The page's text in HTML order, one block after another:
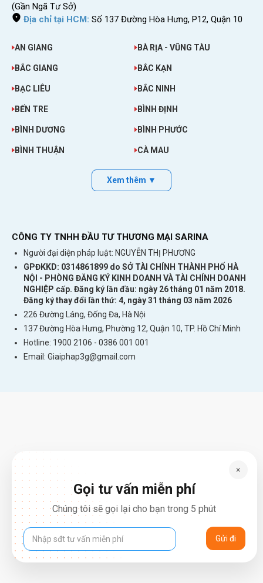
(Gần Ngã Tư Sở)
Địa chỉ tại HCM: Số 137 Đường Hòa Hưng, P12, Quận 10
AN GIANG BÀ RỊA - VŨNG TÀU
BẮC GIANG BẮC KẠN
BẠC LIÊU BẮC NINH
BẾN TRE BÌNH ĐỊNH
BÌNH DƯƠNG BÌNH PHƯỚC
BÌNH THUẬN CÀ MAU
Xem thêm ▼
CÔNG TY TNHH ĐẦU TƯ THƯƠNG MẠI SARINA
Người đại diện pháp luật: NGUYỄN THỊ PHƯƠNG
GPĐKKD: 0314861899 do SỞ TÀI CHÍNH THÀNH PHỐ HÀ
NỘI - PHÒNG ĐĂNG KÝ KINH DOANH VÀ TÀI CHÍNH DOANH
NGHIỆP cấp. Đăng ký lần đầu: ngày 26 tháng 01 năm 2018.
Đăng ký thay đổi lần thứ: 4, ngày 31 tháng 03 năm 2026
226 Đường Láng, Đống Đa, Hà Nội
137 Đường Hòa Hưng, Phường 12, Quận 10, TP. Hồ Chí Minh
Hotline: 1900 2106 - 0386 001 001
Email: Giaiphap3g@gmail.com
×
Gọi tư vấn miễn phí
Chúng tôi sẽ gọi lại cho bạn trong 5 phút